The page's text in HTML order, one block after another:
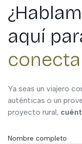
aquí
Ya seas un viajero
auténticas o un
proyecto rural,
Nombre completo